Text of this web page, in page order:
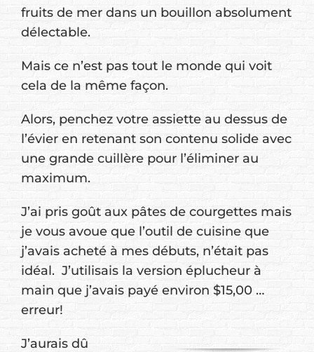
fruits de mer dans un bouillon absolument
délectable.
Mais ce n’est pas tout le monde qui voit
cela de la même façon.
Alors, penchez votre assiette au dessus de
l’évier en retenant son contenu solide avec
une grande cuillère pour l’éliminer au
maximum.
J’ai pris goût aux pâtes de courgettes mais
je vous avoue que l’outil de cuisine que
j’avais acheté à mes débuts, n’était pas
idéal. J’utilisais la version éplucheur à
main que j’avais payé environ $15,00 …
erreur!
J’aurais dû